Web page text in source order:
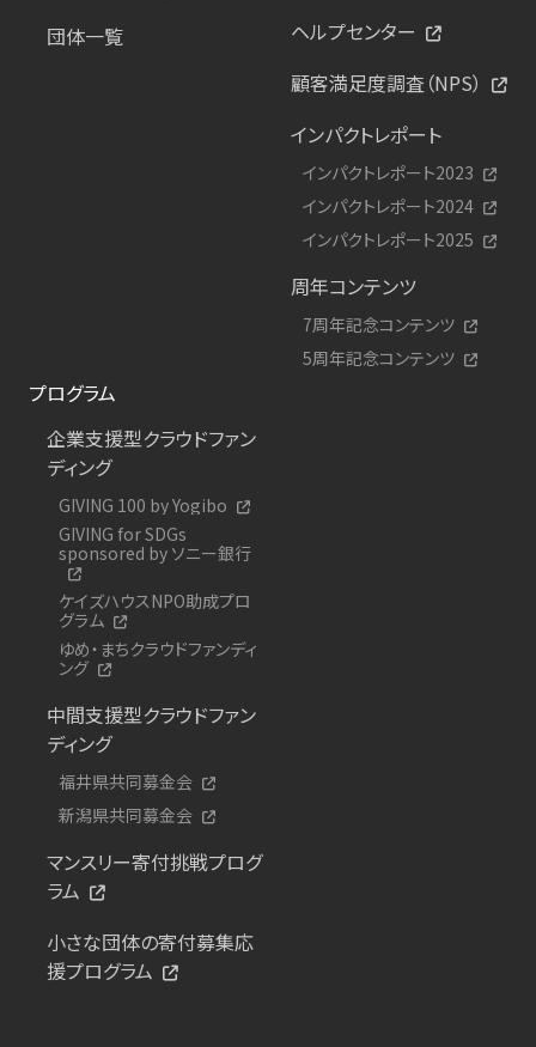
団体一覧
ヘルプセンター
顧客満足度調査（NPS）
インパクトレポート
インパクトレポート2023
インパクトレポート2024
インパクトレポート2025
周年コンテンツ
7周年記念コンテンツ
5周年記念コンテンツ
プログラム
企業支援型クラウドファン
ディング
GIVING 100 by Yogibo
GIVING for SDGs
sponsored by ソニー銀行
ケイズハウスNPO助成プロ
グラム
ゆめ・まちクラウドファンディ
ング
中間支援型クラウドファン
ディング
福井県共同募金会
新潟県共同募金会
マンスリー寄付挑戦プログ
ラム
小さな団体の寄付募集応
援プログラム